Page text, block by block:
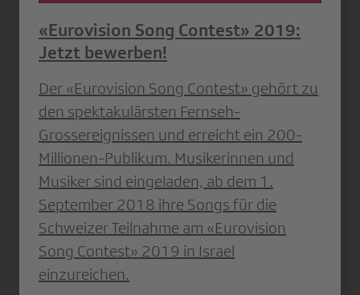
«Eurovision Song Contest» 2019:
Jetzt bewerben!
Der «Eurovision Song Contest» gehört zu
den spektakulärsten Fernseh-
Grossereignissen und erreicht ein 200-
Millionen-Publikum. Musikerinnen und
Musiker sind eingeladen, ab dem 1.
September 2018 ihre Songs für die
Schweizer Teilnahme am «Eurovision
Song Contest» 2019 in Israel
einzureichen.